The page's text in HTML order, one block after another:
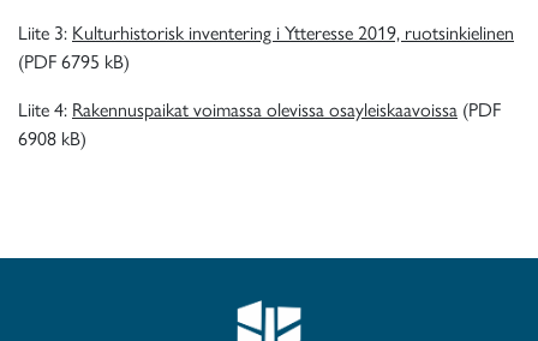
Liite 3: Kulturhistorisk inventering i Ytteresse 2019, ruotsinkielinen
(PDF 6795 kB)
Liite 4: Rakennuspaikat voimassa olevissa osayleiskaavoissa (PDF
6908 kB)